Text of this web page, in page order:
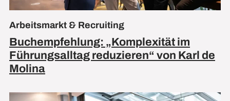
Arbeitsmarkt & Recruiting
Buchempfehlung: „Komplexität im
Führungsalltag reduzieren“ von Karl de
Molina